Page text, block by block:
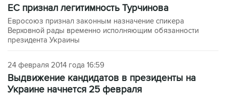
ЕС признал легитимность Турчинова
Евросоюз признал законным назначение спикера
Верховной рады временно исполняющим обязанности
президента Украины
24 февраля 2014 года 16:59
Выдвижение кандидатов в президенты на
Украине начнется 25 февраля